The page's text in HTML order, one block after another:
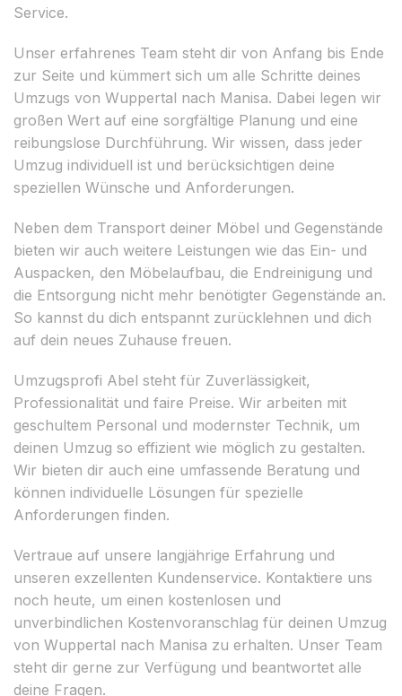
Service.
Unser erfahrenes Team steht dir von Anfang bis Ende
zur Seite und kümmert sich um alle Schritte deines
Umzugs von Wuppertal nach Manisa. Dabei legen wir
großen Wert auf eine sorgfältige Planung und eine
reibungslose Durchführung. Wir wissen, dass jeder
Umzug individuell ist und berücksichtigen deine
speziellen Wünsche und Anforderungen.
Neben dem Transport deiner Möbel und Gegenstände
bieten wir auch weitere Leistungen wie das Ein- und
Auspacken, den Möbelaufbau, die Endreinigung und
die Entsorgung nicht mehr benötigter Gegenstände an.
So kannst du dich entspannt zurücklehnen und dich
auf dein neues Zuhause freuen.
Umzugsprofi Abel steht für Zuverlässigkeit,
Professionalität und faire Preise. Wir arbeiten mit
geschultem Personal und modernster Technik, um
deinen Umzug so effizient wie möglich zu gestalten.
Wir bieten dir auch eine umfassende Beratung und
können individuelle Lösungen für spezielle
Anforderungen finden.
Vertraue auf unsere langjährige Erfahrung und
unseren exzellenten Kundenservice. Kontaktiere uns
noch heute, um einen kostenlosen und
unverbindlichen Kostenvoranschlag für deinen Umzug
von Wuppertal nach Manisa zu erhalten. Unser Team
steht dir gerne zur Verfügung und beantwortet alle
deine Fragen.